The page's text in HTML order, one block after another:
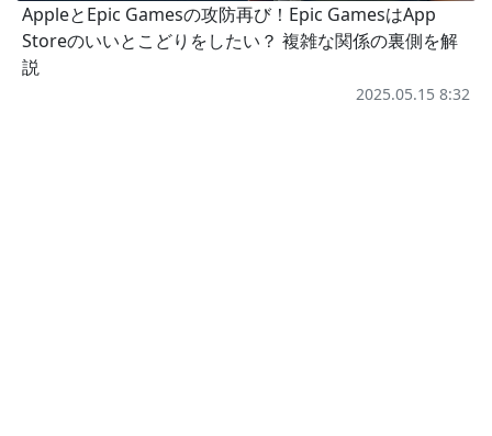
AppleとEpic Gamesの攻防再び！Epic GamesはApp
Storeのいいとこどりをしたい？ 複雑な関係の裏側を解
説
2025.05.15 8:32